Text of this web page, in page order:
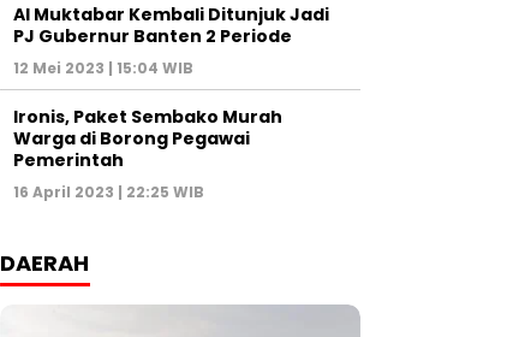
Al Muktabar Kembali Ditunjuk Jadi
PJ Gubernur Banten 2 Periode
12 Mei 2023 | 15:04 WIB
Ironis, Paket Sembako Murah
Warga di Borong Pegawai
Pemerintah
16 April 2023 | 22:25 WIB
DAERAH